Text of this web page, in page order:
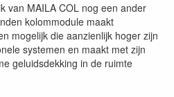
van MAILA COL nog een ander
kolommodule maakt
mogelijk die aanzienlijk hoger zijn
systemen en maakt met zijn
geluidsdekking in de ruimte